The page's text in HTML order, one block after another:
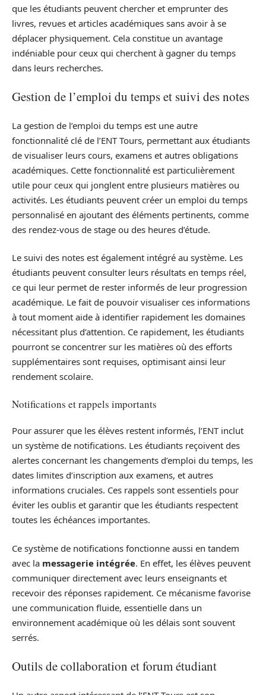
que les étudiants peuvent chercher et emprunter des
livres, revues et articles académiques sans avoir à se
déplacer physiquement. Cela constitue un avantage
indéniable pour ceux qui cherchent à gagner du temps
dans leurs recherches.
Gestion de l’emploi du temps et suivi des notes
La gestion de l’emploi du temps est une autre
fonctionnalité clé de l’ENT Tours, permettant aux étudiants
de visualiser leurs cours, examens et autres obligations
académiques. Cette fonctionnalité est particulièrement
utile pour ceux qui jonglent entre plusieurs matières ou
activités. Les étudiants peuvent créer un emploi du temps
personnalisé en ajoutant des éléments pertinents, comme
des rendez-vous de stage ou des heures d’étude.
Le suivi des notes est également intégré au système. Les
étudiants peuvent consulter leurs résultats en temps réel,
ce qui leur permet de rester informés de leur progression
académique. Le fait de pouvoir visualiser ces informations
à tout moment aide à identifier rapidement les domaines
nécessitant plus d’attention. Ce rapidement, les étudiants
pourront se concentrer sur les matières où des efforts
supplémentaires sont requises, optimisant ainsi leur
rendement scolaire.
Notifications et rappels importants
Pour assurer que les élèves restent informés, l’ENT inclut
un système de notifications. Les étudiants reçoivent des
alertes concernant les changements d’emploi du temps, les
dates limites d’inscription aux examens, et autres
informations cruciales. Ces rappels sont essentiels pour
éviter les oublis et garantir que les étudiants respectent
toutes les échéances importantes.
Ce système de notifications fonctionne aussi en tandem
avec la messagerie intégrée. En effet, les élèves peuvent
communiquer directement avec leurs enseignants et
recevoir des réponses rapidement. Ce mécanisme favorise
une communication fluide, essentielle dans un
environnement académique où les délais sont souvent
serrés.
Outils de collaboration et forum étudiant